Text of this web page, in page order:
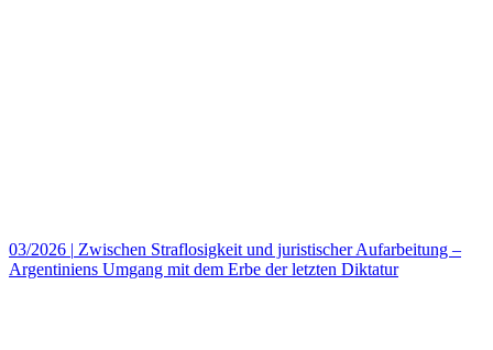
03/2026 | Zwischen Straflosigkeit und juristischer Aufarbeitung –
Argentiniens Umgang mit dem Erbe der letzten Diktatur